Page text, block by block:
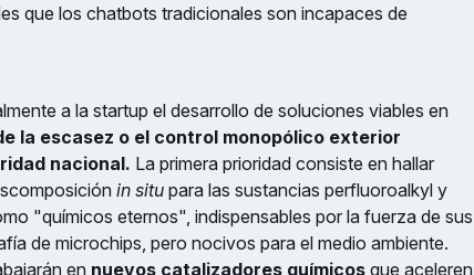
que los chatbots tradicionales son incapaces de
a la startup el desarrollo de soluciones viables en
la escasez o el control monopólico exterior
nacional. La primera prioridad consiste en hallar
in situ para las sustancias perfluoroalkyl y
"químicos eternos", indispensables por la fuerza de sus
de microchips, pero nocivos para el medio ambiente.
en nuevos catalizadores químicos que aceleren